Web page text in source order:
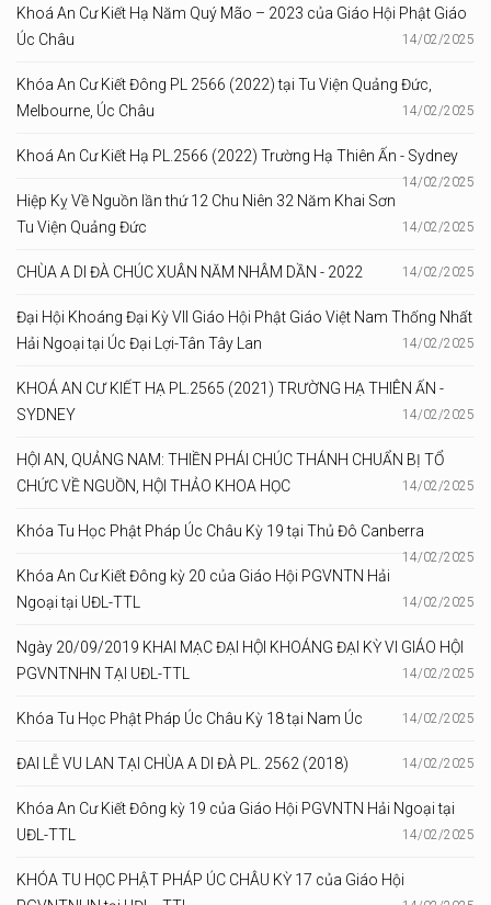
Khoá An Cư Kiết Hạ Năm Quý Mão – 2023 của Giáo Hội Phật Giáo
Úc Châu
14/02/2025
Khóa An Cư Kiết Đông PL 2566 (2022) tại Tu Viện Quảng Đức,
Melbourne, Úc Châu
14/02/2025
Khoá An Cư Kiết Hạ PL.2566 (2022) Trường Hạ Thiên Ấn - Sydney
14/02/2025
Hiệp Kỵ Về Nguồn lần thứ 12 Chu Niên 32 Năm Khai Sơn
Tu Viện Quảng Đức
14/02/2025
CHÙA A DI ĐÀ CHÚC XUÂN NĂM NHÂM DẦN - 2022 14/02/2025
Đại Hội Khoáng Đại Kỳ VII Giáo Hội Phật Giáo Việt Nam Thống Nhất
Hải Ngoại tại Úc Đại Lợi-Tân Tây Lan
14/02/2025
KHOÁ AN CƯ KIẾT HẠ PL.2565 (2021) TRƯỜNG HẠ THIÊN ẤN -
SYDNEY
14/02/2025
HỘI AN, QUẢNG NAM: THIỀN PHÁI CHÚC THÁNH CHUẨN BỊ TỔ
CHỨC VỀ NGUỒN, HỘI THẢO KHOA HỌC
14/02/2025
Khóa Tu Học Phật Pháp Úc Châu Kỳ 19 tại Thủ Đô Canberra
14/02/2025
Khóa An Cư Kiết Đông kỳ 20 của Giáo Hội PGVNTN Hải
Ngoại tại UĐL-TTL
14/02/2025
Ngày 20/09/2019 KHAI MẠC ĐẠI HỘI KHOÁNG ĐẠI KỲ VI GIÁO HỘI
PGVNTNHN TẠI UĐL-TTL
14/02/2025
Khóa Tu Học Phật Pháp Úc Châu Kỳ 18 tại Nam Úc 14/02/2025
ĐAI LỄ VU LAN TẠI CHÙA A DI ĐÀ PL. 2562 (2018) 14/02/2025
Khóa An Cư Kiết Đông kỳ 19 của Giáo Hội PGVNTN Hải Ngoại tại
UĐL-TTL
14/02/2025
KHÓA TU HỌC PHẬT PHÁP ÚC CHÂU KỲ 17 của Giáo Hội